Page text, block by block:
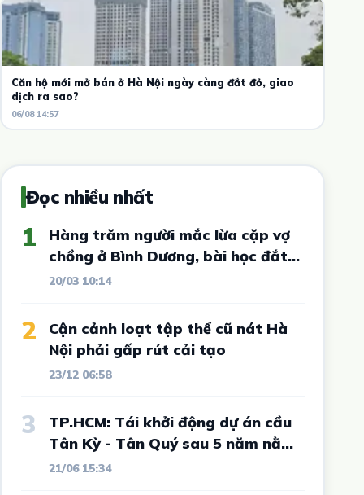
Căn hộ mới mở bán ở Hà Nội ngày càng đắt đỏ, giao
dịch ra sao?
06/08 14:57
Đọc nhiều nhất
1
Hàng trăm người mắc lừa cặp vợ
chồng ở Bình Dương, bài học đắt
giá cho vô số nhà đầu tư đất nền
20/03 10:14
2
Cận cảnh loạt tập thể cũ nát Hà
Nội phải gấp rút cải tạo
23/12 06:58
3
TP.HCM: Tái khởi động dự án cầu
Tân Kỳ - Tân Quý sau 5 năm nằm
im
21/06 15:34